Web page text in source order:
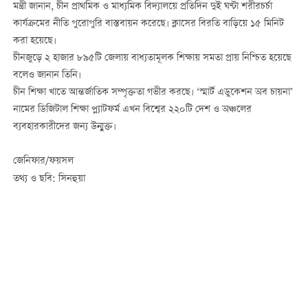
মন্ত্রী জানান, চীন প্রাথমিক ও মাধ্যমিক বিদ্যালয়ে প্রতিদিন দুই ঘণ্টা শরীরচর্চা
কার্যক্রমের নীতি পুরোপুরি বাস্তবায়ন করেছে। ক্লাসের বিরতি বাড়িয়ে ১৫ মিনিট
করা হয়েছে।
চীনজুড়ে ২ হাজার ৮৯৫টি জেলায় বাধ্যতামূলক শিক্ষায় সমতা প্রায় নিশ্চিত হয়েছে
বলেও জানান তিনি।
চীন শিক্ষা খাতে আন্তর্জাতিক সম্পৃক্ততা গভীর করছে। ‘স্মার্ট এডুকেশন অব চায়না’
নামের ডিজিটাল শিক্ষা প্ল্যাটফর্ম এখন বিশ্বের ২২০টি দেশ ও অঞ্চলের
ব্যবহারকারীদের জন্য উন্মুক্ত।
জেনিফার/ফয়সল
তথ্য ও ছবি: সিনহুয়া